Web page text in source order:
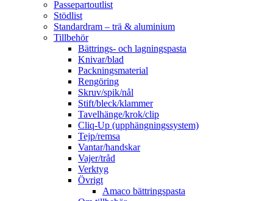
Passepartoutlist
Stödlist
Standardram – trä & aluminium
Tillbehör
Bättrings- och lagningspasta
Knivar/blad
Packningsmaterial
Rengöring
Skruv/spik/nål
Stift/bleck/klammer
Tavelhänge/krok/clip
Cliq-Up (upphängningssystem)
Tejp/remsa
Vantar/handskar
Vajer/tråd
Verktyg
Övrigt
Amaco bättringspasta